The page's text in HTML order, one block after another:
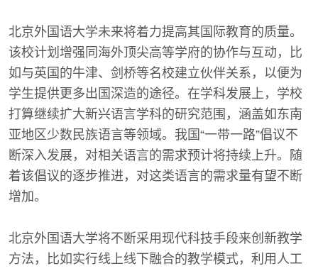
北京外国语大学未来将着力提高其国际教育的质量。
该校计划增强同海外顶尖高等学府的协作与互动，比
如与英国的牛津、剑桥等名校建立伙伴关系，以便为
学生提供更多出国深造的途径。在学科发展上，学校
打算继续扩大新兴语言学科的研究范围，涵盖如东南
亚地区少数民族语言等领域。我国“一带一路”倡议不
断深入发展，对相关语言的需求预计将持续上升。随
着该倡议的逐步推进，对这类语言的需求量有望不断
增加。
北京外国语大学将不断采用现代科技手段来创新教学
方法，比如实行线上线下融合的教学模式，利用人工